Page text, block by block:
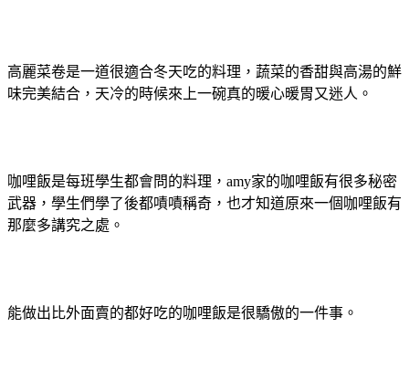
高麗菜卷是一道很適合冬天吃的料理，蔬菜的香甜與高湯的鮮
味完美結合，天冷的時候來上一碗真的暖心暖胃又迷人。
咖哩飯是每班學生都會問的料理，amy家的咖哩飯有很多秘密
武器，學生們學了後都嘖嘖稱奇，也才知道原來一個咖哩飯有
那麼多講究之處。
能做出比外面賣的都好吃的咖哩飯是很驕傲的一件事。